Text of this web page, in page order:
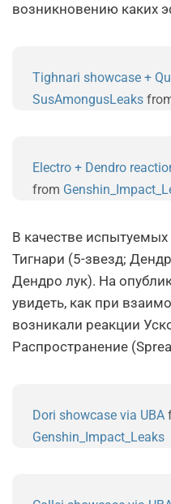
возникновению каких
Tighnari showcase +
SusAmongusLeaks
Electro + Dendro
from
В качестве
Тигнари (5-звезд;
Дендро лук). На
увидеть, как при
возникали реакции
Распространение
Dori showcase via UBA
Genshin_Impact_Leaks